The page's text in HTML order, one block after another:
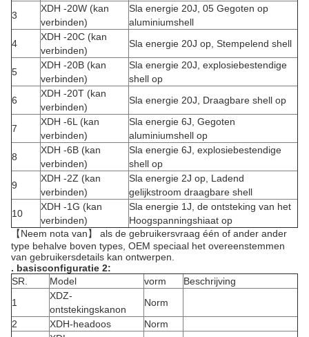
3
XDH -20W (kan
verbinden)
Sla energie 20J, 05 Gegoten op
aluminiumshell
4
XDH -20C (kan
verbinden)
Sla energie 20J op, Stempelend shell
5
XDH -20B (kan
verbinden)
Sla energie 20J, explosiebestendige
shell op
6
XDH -20T (kan
verbinden)
Sla energie 20J, Draagbare shell op
7
XDH -6L (kan
verbinden)
Sla energie 6J, Gegoten
aluminiumshell op
8
XDH -6B (kan
verbinden)
Sla energie 6J, explosiebestendige
shell op
9
XDH -2Z (kan
verbinden)
Sla energie 2J op, Ladend
gelijkstroom draagbare shell
10
XDH -1G (kan
verbinden)
Sla energie 1J, de ontsteking van het
Hoogspanningshiaat op
【Neem nota van】 als de gebruikersvraag één of ander ander
type behalve boven types, OEM speciaal het overeenstemmen
van gebruikersdetails kan ontwerpen.
. basisconfiguratie 2:
SR.
Model vorm
Beschrijving
1
XDZ-
ontstekingskanon
Norm
2
XDH-headoos
Norm